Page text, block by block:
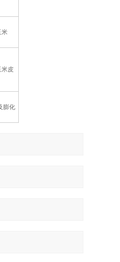
米
皮
膨化